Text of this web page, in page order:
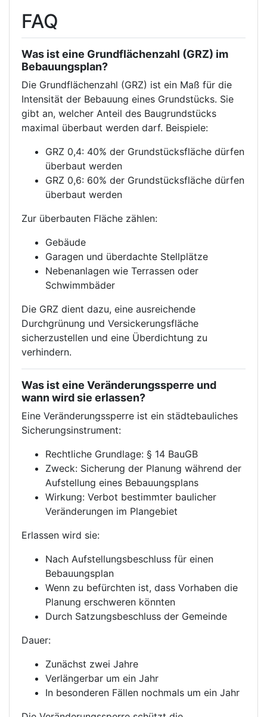
FAQ
Was ist eine Grundflächenzahl (GRZ) im
Bebauungsplan?
Die Grundflächenzahl (GRZ) ist ein Maß für die
Intensität der Bebauung eines Grundstücks. Sie
gibt an, welcher Anteil des Baugrundstücks
maximal überbaut werden darf. Beispiele:
GRZ 0,4: 40% der Grundstücksfläche dürfen
überbaut werden
GRZ 0,6: 60% der Grundstücksfläche dürfen
überbaut werden
Zur überbauten Fläche zählen:
Gebäude
Garagen und überdachte Stellplätze
Nebenanlagen wie Terrassen oder
Schwimmbäder
Die GRZ dient dazu, eine ausreichende
Durchgrünung und Versickerungsfläche
sicherzustellen und eine Überdichtung zu
verhindern.
Was ist eine Veränderungssperre und
wann wird sie erlassen?
Eine Veränderungssperre ist ein städtebauliches
Sicherungsinstrument:
Rechtliche Grundlage: § 14 BauGB
Zweck: Sicherung der Planung während der
Aufstellung eines Bebauungsplans
Wirkung: Verbot bestimmter baulicher
Veränderungen im Plangebiet
Erlassen wird sie:
Nach Aufstellungsbeschluss für einen
Bebauungsplan
Wenn zu befürchten ist, dass Vorhaben die
Planung erschweren könnten
Durch Satzungsbeschluss der Gemeinde
Dauer:
Zunächst zwei Jahre
Verlängerbar um ein Jahr
In besonderen Fällen nochmals um ein Jahr